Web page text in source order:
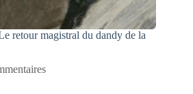
retour magistral du dandy de la